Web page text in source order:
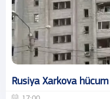
Rusiya Xarkova